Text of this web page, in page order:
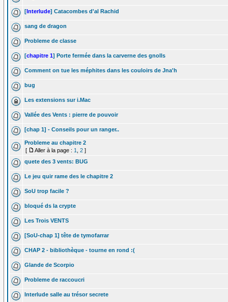
[Interlude] Catacombes d'al Rachid
sang de dragon
Probleme de classe
[chapitre 1] Porte fermée dans la carverne des gnolls
Comment on tue les méphites dans les couloirs de Jna'h
bug
Les extensions sur i.Mac
Vallée des Vents : pierre de pouvoir
[chap 1] - Conseils pour un ranger..
Probleme au chapitre 2
[
Aller à la page : 1 ,2 ]
quete des 3 vents: BUG
Le jeu quir rame des le chapitre 2
SoU trop facile ?
bloqué ds la crypte
Les Trois VENTS
[SoU-chap 1] tête de tymofarrar
CHAP 2 - bibliothèque - tourne en rond :(
Glande de Scorpio
Probleme de raccoucri
Interlude salle au trésor secrete